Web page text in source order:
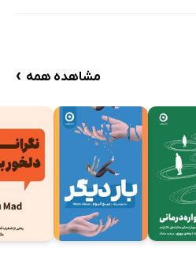
مشاهده همه ›